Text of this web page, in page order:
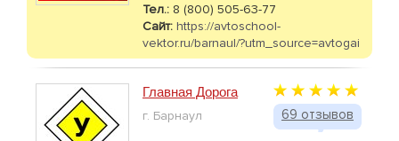
Тел.: 8 (800) 505-63-77
Сайт: https://avtoschool-
vektor.ru/barnaul/?utm_source=avtogai
69 отзывов
Главная Дорога
г. Барнаул